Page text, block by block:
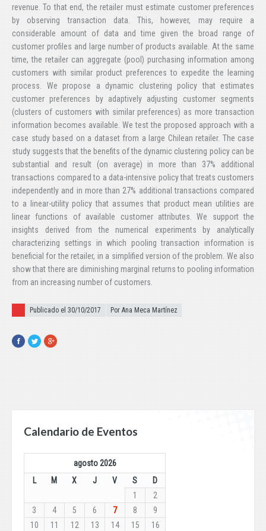
revenue. To that end, the retailer must estimate customer preferences
by observing transaction data. This, however, may require a
considerable amount of data and time given the broad range of
customer profiles and large number of products available. At the same
time, the retailer can aggregate (pool) purchasing information among
customers with similar product preferences to expedite the learning
process. We propose a dynamic clustering policy that estimates
customer preferences by adaptively adjusting customer segments
(clusters of customers with similar preferences) as more transaction
information becomes available. We test the proposed approach with a
case study based on a dataset from a large Chilean retailer. The case
study suggests that the benefits of the dynamic clustering policy can be
substantial and result (on average) in more than 37% additional
transactions compared to a data-intensive policy that treats customers
independently and in more than 27% additional transactions compared
to a linear-utility policy that assumes that product mean utilities are
linear functions of available customer attributes. We support the
insights derived from the numerical experiments by analytically
characterizing settings in which pooling transaction information is
beneficial for the retailer, in a simplified version of the problem. We also
show that there are diminishing marginal returns to pooling information
from an increasing number of customers.
Publicado el
Publicado el 30/10/2017 Por Ana Meca Martínez
Facebook
TwitterGoogle+
Calendario de Eventos
agosto 2026
L
M X J V S D
1
2
3
4 5 6 7 8
9
10
11 12 13 14 15
16